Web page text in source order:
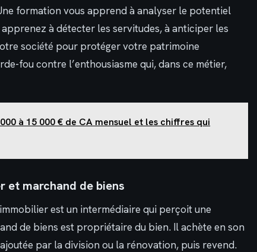
formation vous apprend à analyser le potentiel
à détecter les servitudes, à anticiper les
société pour protéger votre patrimoine
fou contre l’enthousiasme qui, dans ce métier,
à 15 000 € de CA mensuel et les chiffres qui
et marchand de biens
est un intermédiaire qui perçoit une
de biens est propriétaire du bien. Il achète en son
par la division ou la rénovation, puis revend.